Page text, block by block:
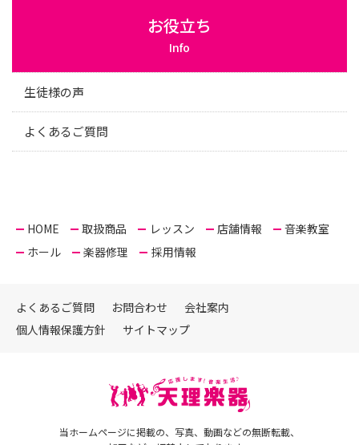
お役立ち
Info
生徒様の声
よくあるご質問
HOME 取扱商品 レッスン 店舗情報
音楽教室
ホール
楽器修理 採用情報
よくあるご質問 お問合わせ
会社案内
個人情報保護方針
サイトマップ
当ホームページに掲載の、写真、動画などの無断転載、